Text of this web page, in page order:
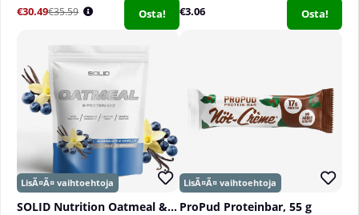
€30.49€35.59 Osta! €3.06 Osta!
SOLID Nutrition Oatmeal & Protein Mix, 750 g ProPud Proteinbar, 55 g